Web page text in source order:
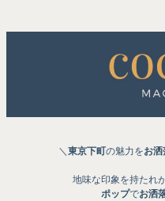
容
ッ
＼ 東京下町の魅力をお洒
地味な印象を持たれ
ポップでお洒